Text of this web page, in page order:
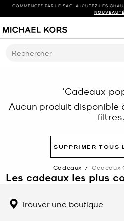
COMMENCEZ PAR LE SAC. AJOUTEZ LES
Rechercher
‘Cadeaux
Aucun produit disponible
filtres.
SUPPRIMER TOUS
Cadeaux / Cadeaux
Les cadeaux les plus
collection soigneusement
d’accessoires, de montres et de
Trouver une boutique